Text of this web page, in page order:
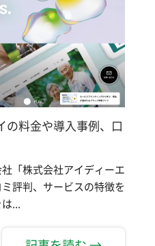
の料金や導入事例、口
「株式会社アイディーエ
評判、サービスの特徴を
...